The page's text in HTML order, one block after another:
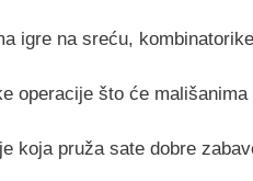
igre na sreću,
operacije što će mališanima
koja pruža sate dobre